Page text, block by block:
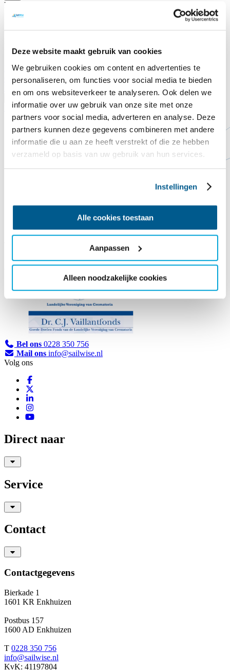
Deze website maakt gebruik van cookies
We gebruiken cookies om content en advertenties te
personaliseren, om functies voor social media te bieden
en om ons websiteverkeer te analyseren. Ook delen we
informatie over uw gebruik van onze site met onze
partners voor social media, adverteren en analyse. Deze
partners kunnen deze gegevens combineren met andere
informatie die u aan ze heeft verstrekt of die ze hebben
verzameld op basis van uw gebruik van hun services.
Instellingen
Alle cookies toestaan
Aanpassen
Alleen noodzakelijke cookies
Leg jij ook een dakpan op het Commandeurshuis?!
Commandeurshuis ons letterlijk in de steek te laten. Het dak lekt, de
volledig.
Doneer hier Sluiten
Contact
Steun ons
Home Vaillantfonds / LVC
Vaillantfonds / LVC
Bel ons 0228 350 756
Mail ons info@sailwise.nl
Volg ons
Direct naar
Service
Contact
Contactgegevens
Bierkade 1
1601 KR Enkhuizen
Postbus 157
1600 AD Enkhuizen
T 0228 350 756
info@sailwise.nl
KvK: 41197804